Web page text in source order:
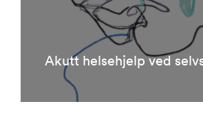
Akutt helsehjelp ved